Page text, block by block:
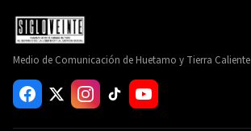
Medio de Comunicación de Huetamo y Tierra Caliente